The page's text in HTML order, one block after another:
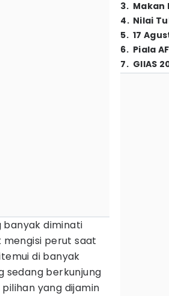
banyak diminati
perut saat
di banyak
sedang berkunjung
yang dijamin
3. Makan
4. Nilai
5. 17
6. Piala
7. GIIAS